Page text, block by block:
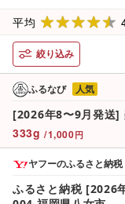
平均
絞り込み
333g /1,000円
ふるなび
[2026年8〜9月発送
人気
ヤフーのふるさと納税
ふるさと納税 [2026